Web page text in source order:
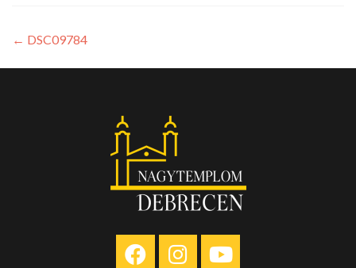
← DSC09784